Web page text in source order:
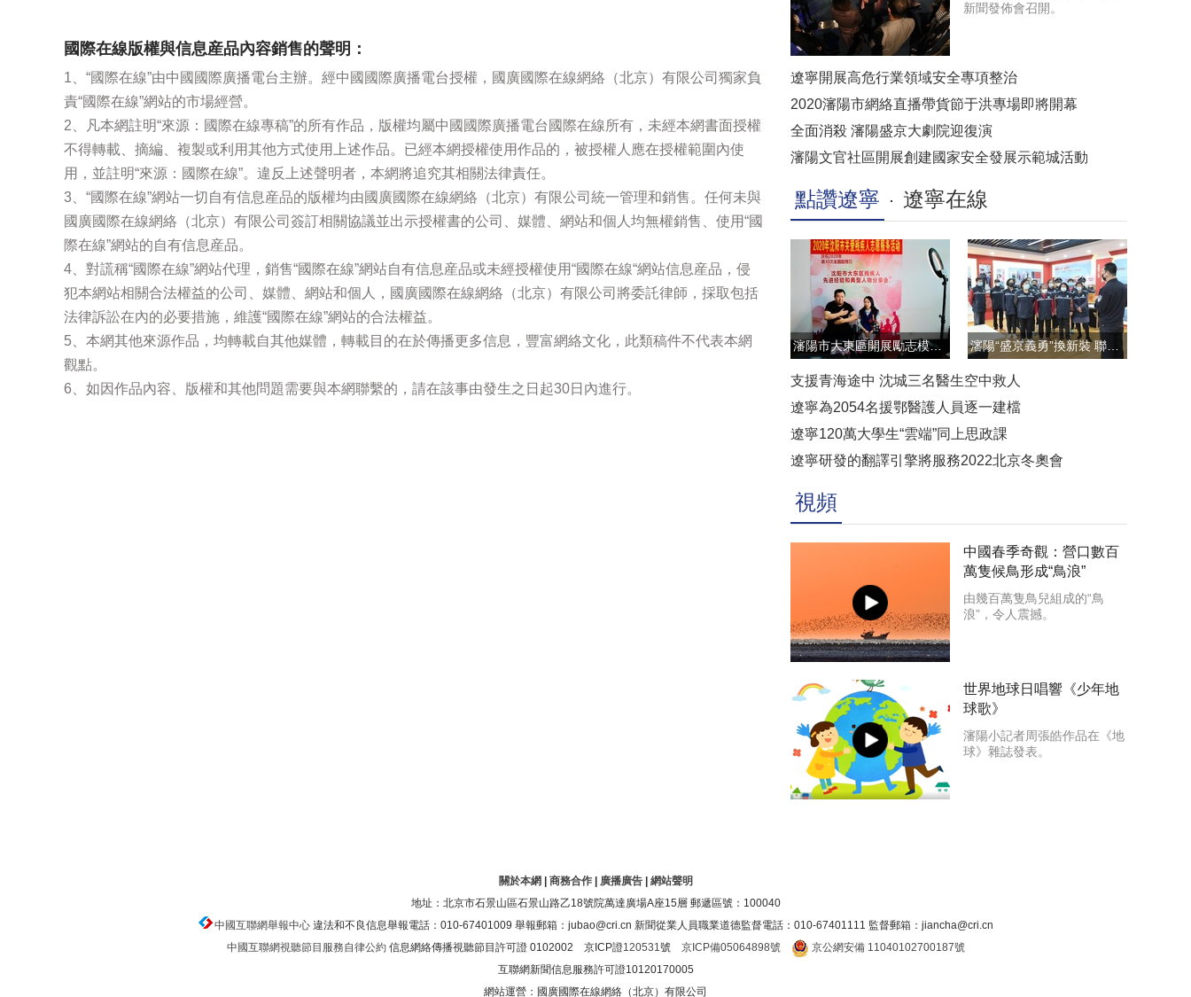
國際在線版權與信息産品內容銷售的聲明：
1、“國際在線”由中國國際廣播電台主辦。經中國國際廣播電台授權，國廣國際在線網絡（北京）有限公司獨家負
責“國際在線”網站的市場經營。
2、凡本網註明“來源：國際在線專稿”的所有作品，版權均屬中國國際廣播電台國際在線所有，未經本網書面授權
不得轉載、摘編、複製或利用其他方式使用上述作品。已經本網授權使用作品的，被授權人應在授權範圍內使
用，並註明“來源：國際在線”。違反上述聲明者，本網將追究其相關法律責任。
3、“國際在線”網站一切自有信息産品的版權均由國廣國際在線網絡（北京）有限公司統一管理和銷售。任何未與
國廣國際在線網絡（北京）有限公司簽訂相關協議並出示授權書的公司、媒體、網站和個人均無權銷售、使用“國
際在線”網站的自有信息産品。
4、對謊稱“國際在線”網站代理，銷售“國際在線”網站自有信息産品或未經授權使用“國際在線“網站信息産品，侵
犯本網站相關合法權益的公司、媒體、網站和個人，國廣國際在線網絡（北京）有限公司將委託律師，採取包括
法律訴訟在內的必要措施，維護“國際在線”網站的合法權益。
5、本網其他來源作品，均轉載自其他媒體，轉載目的在於傳播更多信息，豐富網絡文化，此類稿件不代表本網
觀點。
6、如因作品內容、版權和其他問題需要與本網聯繫的，請在該事由發生之日起30日內進行。
新聞發佈會召開。
遼寧開展高危行業領域安全專項整治
2020瀋陽市網絡直播帶貨節于洪專場即將開幕
全面消殺 瀋陽盛京大劇院迎復演
瀋陽文官社區開展創建國家安全發展示範城活動
點讚遼寧 遼寧在線
瀋陽市大東區開展勵志模範雲直播訪談活動
支援青海途中 沈城三名醫生空中救人
遼寧為2054名援鄂醫護人員逐一建檔
遼寧120萬大學生“雲端”同上思政課
遼寧研發的翻譯引擎將服務2022北京冬奧會
視頻
中國春季奇觀：營口數百
萬隻候鳥形成“鳥浪”
由幾百萬隻鳥兒組成的“鳥
浪”，令人震撼。
世界地球日唱響《少年地
球歌》
瀋陽小記者周張皓作品在《地
球》雜誌發表。
關於本網 商務合作| 廣播廣告| 網站聲明
地址：北京市石景山區石景山路乙18號院萬達廣場A座15層 郵遞區號：100040
中國互聯網舉報中心違法和不良信息舉報電話：010-67401009 舉報郵箱：jubao@cri.cn 新聞從業人員職業道德監督電話：010-67401111 監督郵箱：jiancha@cri.cn
中國互聯網視聽節目服務自律公約信息網絡傳播視聽節目許可證 0102002 京ICP證120531號 京ICP備05064898號
京公網安備 11040102700187號
互聯網新聞信息服務許可證10120170005
網站運營：國廣國際在線網絡（北京）有限公司